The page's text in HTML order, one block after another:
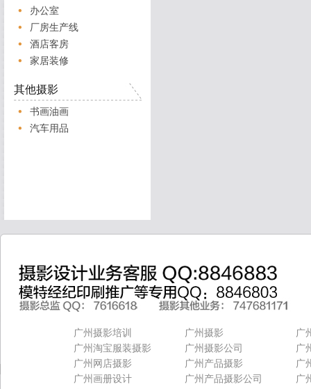
办公室
厂房生产线
酒店客房
家居装修
其他摄影
书画油画
汽车用品
广州摄影培训 广州摄影
广
广州淘宝服装摄影
广州摄影公司
广
广州网店摄影
广州产品摄影
广
广州画册设计
广州产品摄影公司
广